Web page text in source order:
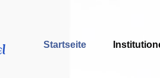
Startseite